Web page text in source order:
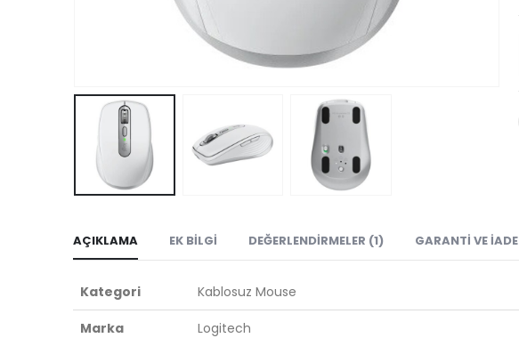
AÇIKLAMA EK BILGI DEĞERLENDIRMELER (1) GARANTI VE İADE
Kategori Kablosuz Mouse
Marka Logitech